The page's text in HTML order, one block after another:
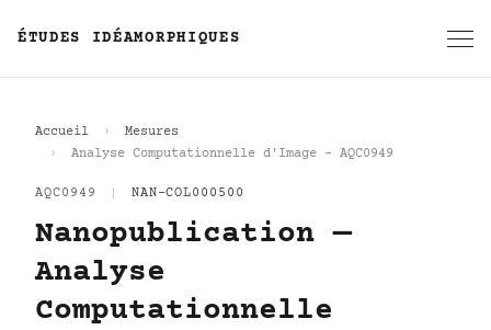
ÉTUDES IDÉAMORPHIQUES
Accueil
Mesures
Analyse Computationnelle d'Image - AQC0949
AQC0949 NAN-COL000500
Nanopublication —
Analyse
Computationnelle